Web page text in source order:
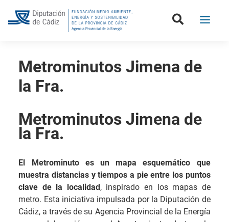
Metrominutos Jimena de
la Fra.
Metrominutos Jimena de
la Fra.
El Metrominuto es un mapa esquemático que
muestra distancias y tiempos a pie entre los puntos
clave de la localidad, inspirado en los mapas de
metro. Esta iniciativa impulsada por la Diputación de
Cádiz, a través de su Agencia Provincial de la Energía